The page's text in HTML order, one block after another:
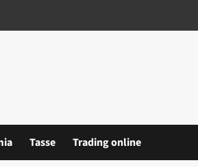
Tasse Trading online